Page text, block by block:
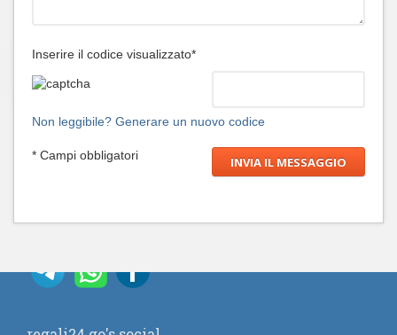
Inserire il codice visualizzato*
Non leggibile? Generare un nuovo codice
* Campi obbligatori